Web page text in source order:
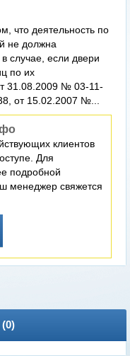
что деятельность по
не должна
случае, если двери
по их
31.08.2009 № 03-11-
от 15.02.2007 №...
клиентов
Для
подробной
менеджер свяжется
0)